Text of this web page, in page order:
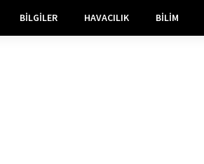
BILGILER HAVACILIK BILIM